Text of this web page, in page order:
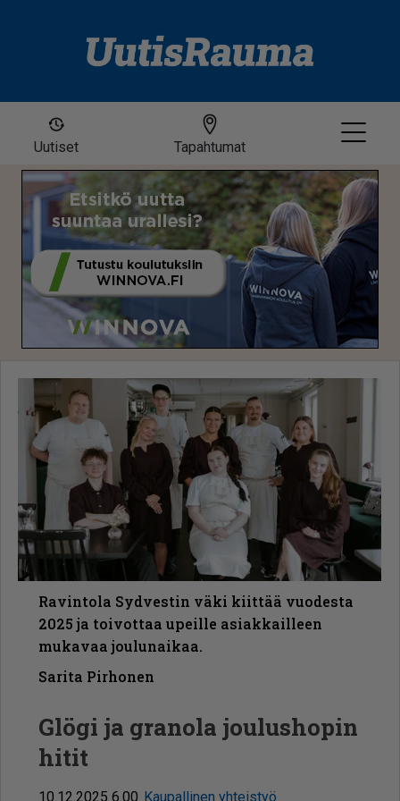
Uutiset Tapahtumat
Ravintola Sydvestin väki kiittää vuodesta
2025 ja toivottaa upeille asiakkailleen
mukavaa joulunaikaa.
Sarita Pirhonen
Glögi ja granola joulushopin
hitit
10.12.2025 6.00 Kaupallinen yhteistyö